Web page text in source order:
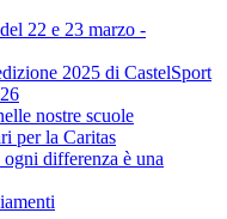
22 e 23 marzo -
2025 di CastelSport
nostre scuole
per la Caritas
differenza è una